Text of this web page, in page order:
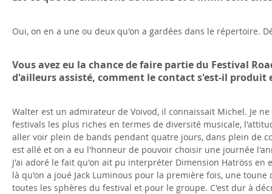
Oui, on en a une ou deux qu'on a gardées dans le répertoire.
Vous avez eu la chance de faire partie du Festival
d'ailleurs assisté, comment le contact s'est-il produit
Walter est un admirateur de Voivod, il connaissait Michel. Je
festivals les plus riches en termes de diversité musicale,
aller voir plein de bands pendant quatre jours, dans plein de
est allé et on a eu l'honneur de pouvoir choisir une journée
J'ai adoré le fait qu'on ait pu interpréter Dimension Hatröss
là qu'on a joué Jack Luminous pour la première fois, une
toutes les sphères du festival et pour le groupe. C'est dur à